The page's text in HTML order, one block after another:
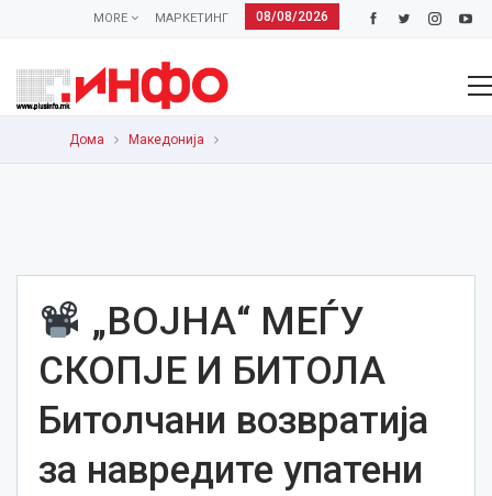
08/08/2026
МАРКЕТИНГ
MORE
Дома Македонија
„ВОЈНА“ МЕЃУ
СКОПЈЕ И БИТОЛА
Битолчани возвратија
за навредите упатени